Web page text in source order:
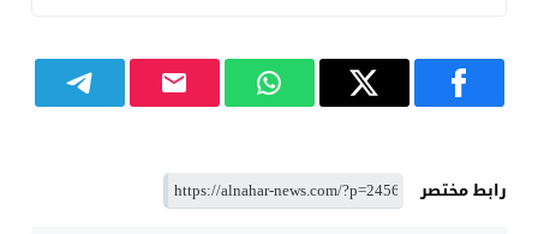
رابط مختصر